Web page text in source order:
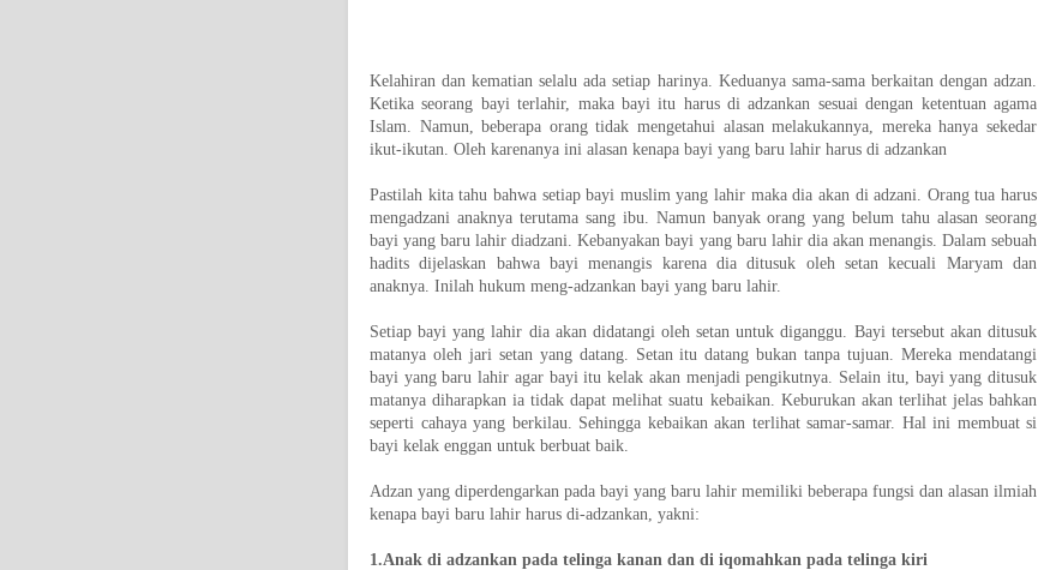
Kelahiran dan kematian selalu ada setiap harinya. Keduanya sama-sama berkaitan dengan adzan.
Ketika seorang bayi terlahir, maka bayi itu harus di adzankan sesuai dengan ketentuan agama
Islam. Namun, beberapa orang tidak mengetahui alasan melakukannya, mereka hanya sekedar
ikut-ikutan. Oleh karenanya ini alasan kenapa bayi yang baru lahir harus di adzankan
Pastilah kita tahu bahwa setiap bayi muslim yang lahir maka dia akan di adzani. Orang tua harus
mengadzani anaknya terutama sang ibu. Namun banyak orang yang belum tahu alasan seorang
bayi yang baru lahir diadzani. Kebanyakan bayi yang baru lahir dia akan menangis. Dalam sebuah
hadits dijelaskan bahwa bayi menangis karena dia ditusuk oleh setan kecuali Maryam dan
anaknya. Inilah hukum meng-adzankan bayi yang baru lahir.
Setiap bayi yang lahir dia akan didatangi oleh setan untuk diganggu. Bayi tersebut akan ditusuk
matanya oleh jari setan yang datang. Setan itu datang bukan tanpa tujuan. Mereka mendatangi
bayi yang baru lahir agar bayi itu kelak akan menjadi pengikutnya. Selain itu, bayi yang ditusuk
matanya diharapkan ia tidak dapat melihat suatu kebaikan. Keburukan akan terlihat jelas bahkan
seperti cahaya yang berkilau. Sehingga kebaikan akan terlihat samar-samar. Hal ini membuat si
bayi kelak enggan untuk berbuat baik.
Adzan yang diperdengarkan pada bayi yang baru lahir memiliki beberapa fungsi dan alasan ilmiah
kenapa bayi baru lahir harus di-adzankan, yakni:
1.Anak di adzankan pada telinga kanan dan di iqomahkan pada telinga kiri